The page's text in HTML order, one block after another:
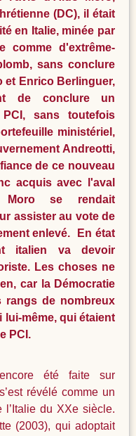
(DC), il était
en Italie, minée par
comme d'extrême-
sans conclure
et Enrico Berlinguer,
de conclure un
sans toutefois
ministériel,
Andreotti,
de ce nouveau
acquis avec l'aval
Moro se rendait
assister au vote de
enlevé. En état
italien va devoir
Les choses ne
car la Démocratie
rangs de nombreux
même, qui étaient
PCI.
été faite sur
révélé comme un
l’Italie du XXe siècle.
(2003), qui adoptait